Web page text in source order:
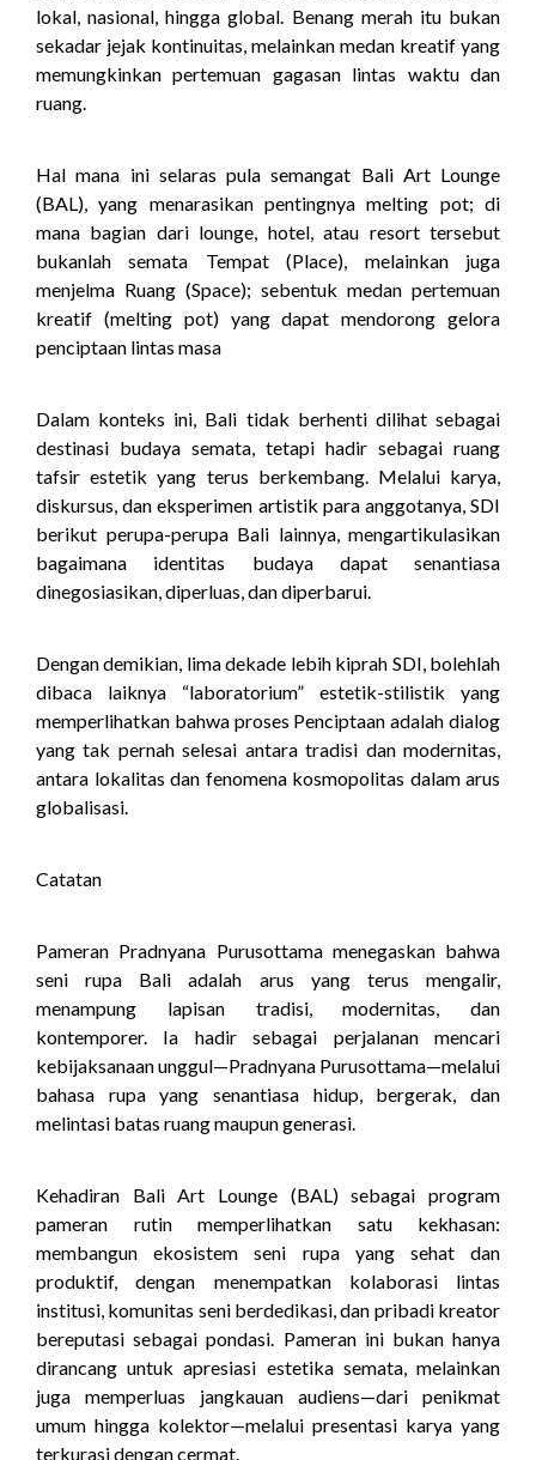
lokal, nasional, hingga global. Benang merah itu bukan
sekadar jejak kontinuitas, melainkan medan kreatif yang
memungkinkan pertemuan gagasan lintas waktu dan
ruang.
Hal mana ini selaras pula semangat Bali Art Lounge
(BAL), yang menarasikan pentingnya melting pot; di
mana bagian dari lounge, hotel, atau resort tersebut
bukanlah semata Tempat (Place), melainkan juga
menjelma Ruang (Space); sebentuk medan pertemuan
kreatif (melting pot) yang dapat mendorong gelora
penciptaan lintas masa
Dalam konteks ini, Bali tidak berhenti dilihat sebagai
destinasi budaya semata, tetapi hadir sebagai ruang
tafsir estetik yang terus berkembang. Melalui karya,
diskursus, dan eksperimen artistik para anggotanya, SDI
berikut perupa-perupa Bali lainnya, mengartikulasikan
bagaimana identitas budaya dapat senantiasa
dinegosiasikan, diperluas, dan diperbarui.
Dengan demikian, lima dekade lebih kiprah SDI, bolehlah
dibaca laiknya “laboratorium” estetik-stilistik yang
memperlihatkan bahwa proses Penciptaan adalah dialog
yang tak pernah selesai antara tradisi dan modernitas,
antara lokalitas dan fenomena kosmopolitas dalam arus
globalisasi.
Catatan
Pameran Pradnyana Purusottama menegaskan bahwa
seni rupa Bali adalah arus yang terus mengalir,
menampung lapisan tradisi, modernitas, dan
kontemporer. Ia hadir sebagai perjalanan mencari
kebijaksanaan unggul—Pradnyana Purusottama—melalui
bahasa rupa yang senantiasa hidup, bergerak, dan
melintasi batas ruang maupun generasi.
Kehadiran Bali Art Lounge (BAL) sebagai program
pameran rutin memperlihatkan satu kekhasan:
membangun ekosistem seni rupa yang sehat dan
produktif, dengan menempatkan kolaborasi lintas
institusi, komunitas seni berdedikasi, dan pribadi kreator
bereputasi sebagai pondasi. Pameran ini bukan hanya
dirancang untuk apresiasi estetika semata, melainkan
juga memperluas jangkauan audiens—dari penikmat
umum hingga kolektor—melalui presentasi karya yang
terkurasi dengan cermat.